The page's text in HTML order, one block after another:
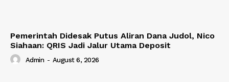
Pemerintah Didesak Putus Aliran Dana Judol, Nico
Siahaan: QRIS Jadi Jalur Utama Deposit
Admin - August 6, 2026